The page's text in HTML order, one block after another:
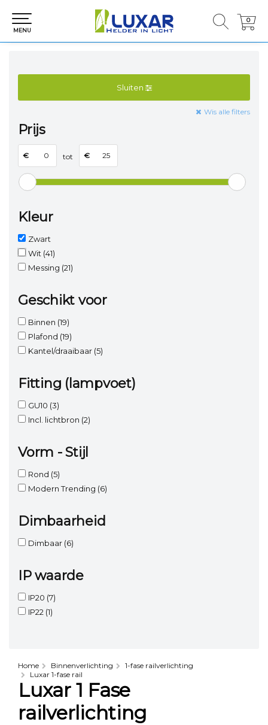
0
0
MENU
Sluiten
Wis alle filters
Prijs
€ tot €
Kleur
Zwart
Wit (41)
Messing (21)
Geschikt voor
Binnen (19)
Plafond (19)
Kantel/draaibaar (5)
Fitting (lampvoet)
GU10 (3)
Incl. lichtbron (2)
Vorm - Stijl
Rond (5)
Modern Trending (6)
Dimbaarheid
Dimbaar (6)
IP waarde
IP20 (7)
IP22 (1)
Home Binnenverlichting
1-fase railverlichting
Luxar 1-fase rail
Luxar 1 Fase
railverlichting